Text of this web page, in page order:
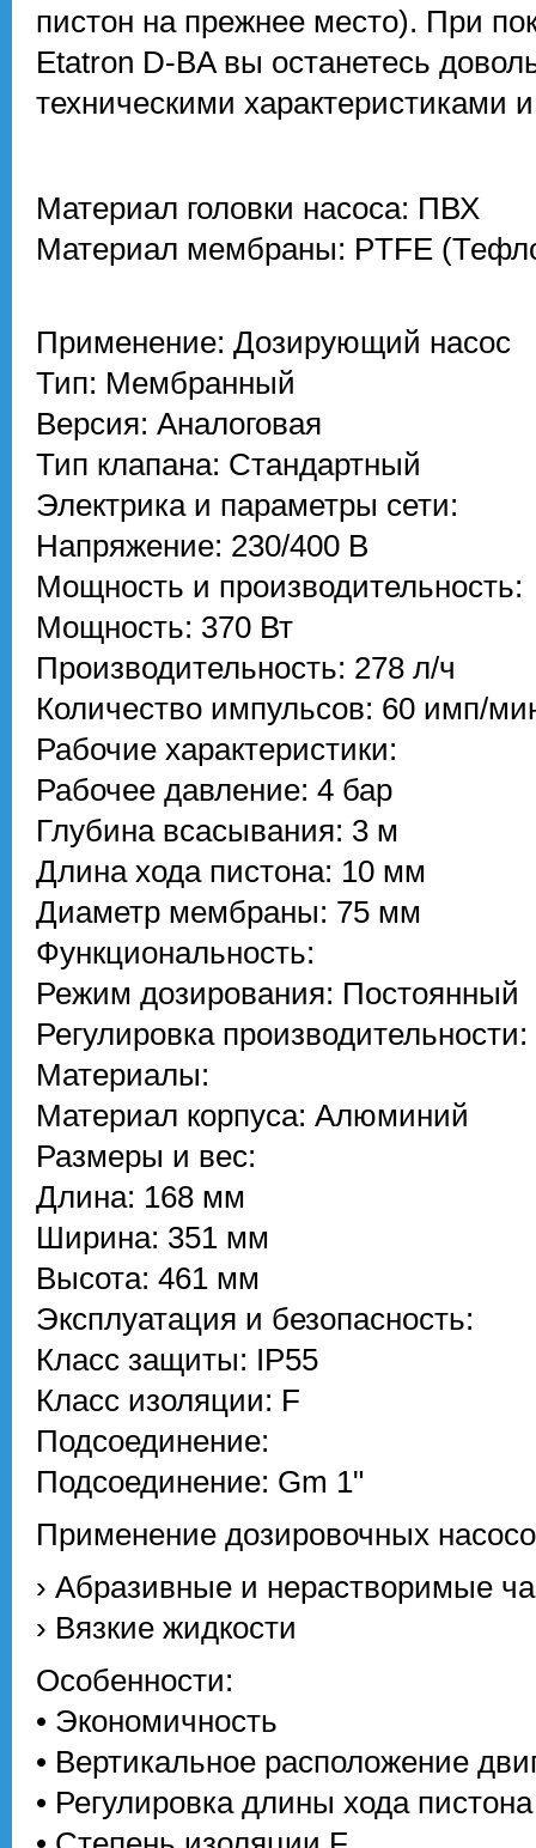
пистон на прежнее место). При
Etatron D-BA вы останетесь
техническими характеристиками
Материал головки насоса: ПВХ
Материал мембраны: PTFE
Применение: Дозирующий насос
Тип: Мембранный
Версия: Аналоговая
Тип клапана: Стандартный
Электрика и параметры сети:
Напряжение: 230/400 В
Мощность и производительность:
Мощность: 370 Вт
Производительность: 278 л/ч
Количество импульсов: 60 имп/
Рабочие характеристики:
Рабочее давление: 4 бар
Глубина всасывания: 3 м
Длина хода пистона: 10 мм
Диаметр мембраны: 75 мм
Функциональность:
Режим дозирования: Постоянный
Регулировка
Материалы:
Материал корпуса: Алюминий
Размеры и вес:
Длина: 168 мм
Ширина: 351 мм
Высота: 461 мм
Эксплуатация и безопасность:
Класс защиты: IP55
Класс изоляции: F
Подсоединение:
Подсоединение: Gm 1"
Применение дозировочных
› Абразивные и нерастворимые
› Вязкие жидкости
Особенности:
• Экономичность
• Вертикальное расположение
• Регулировка длины хода пистона